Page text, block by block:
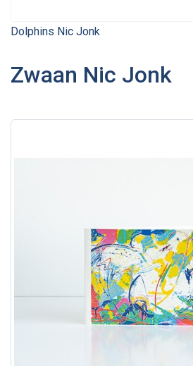
Dolphins Nic Jonk
Zwaan Nic Jonk